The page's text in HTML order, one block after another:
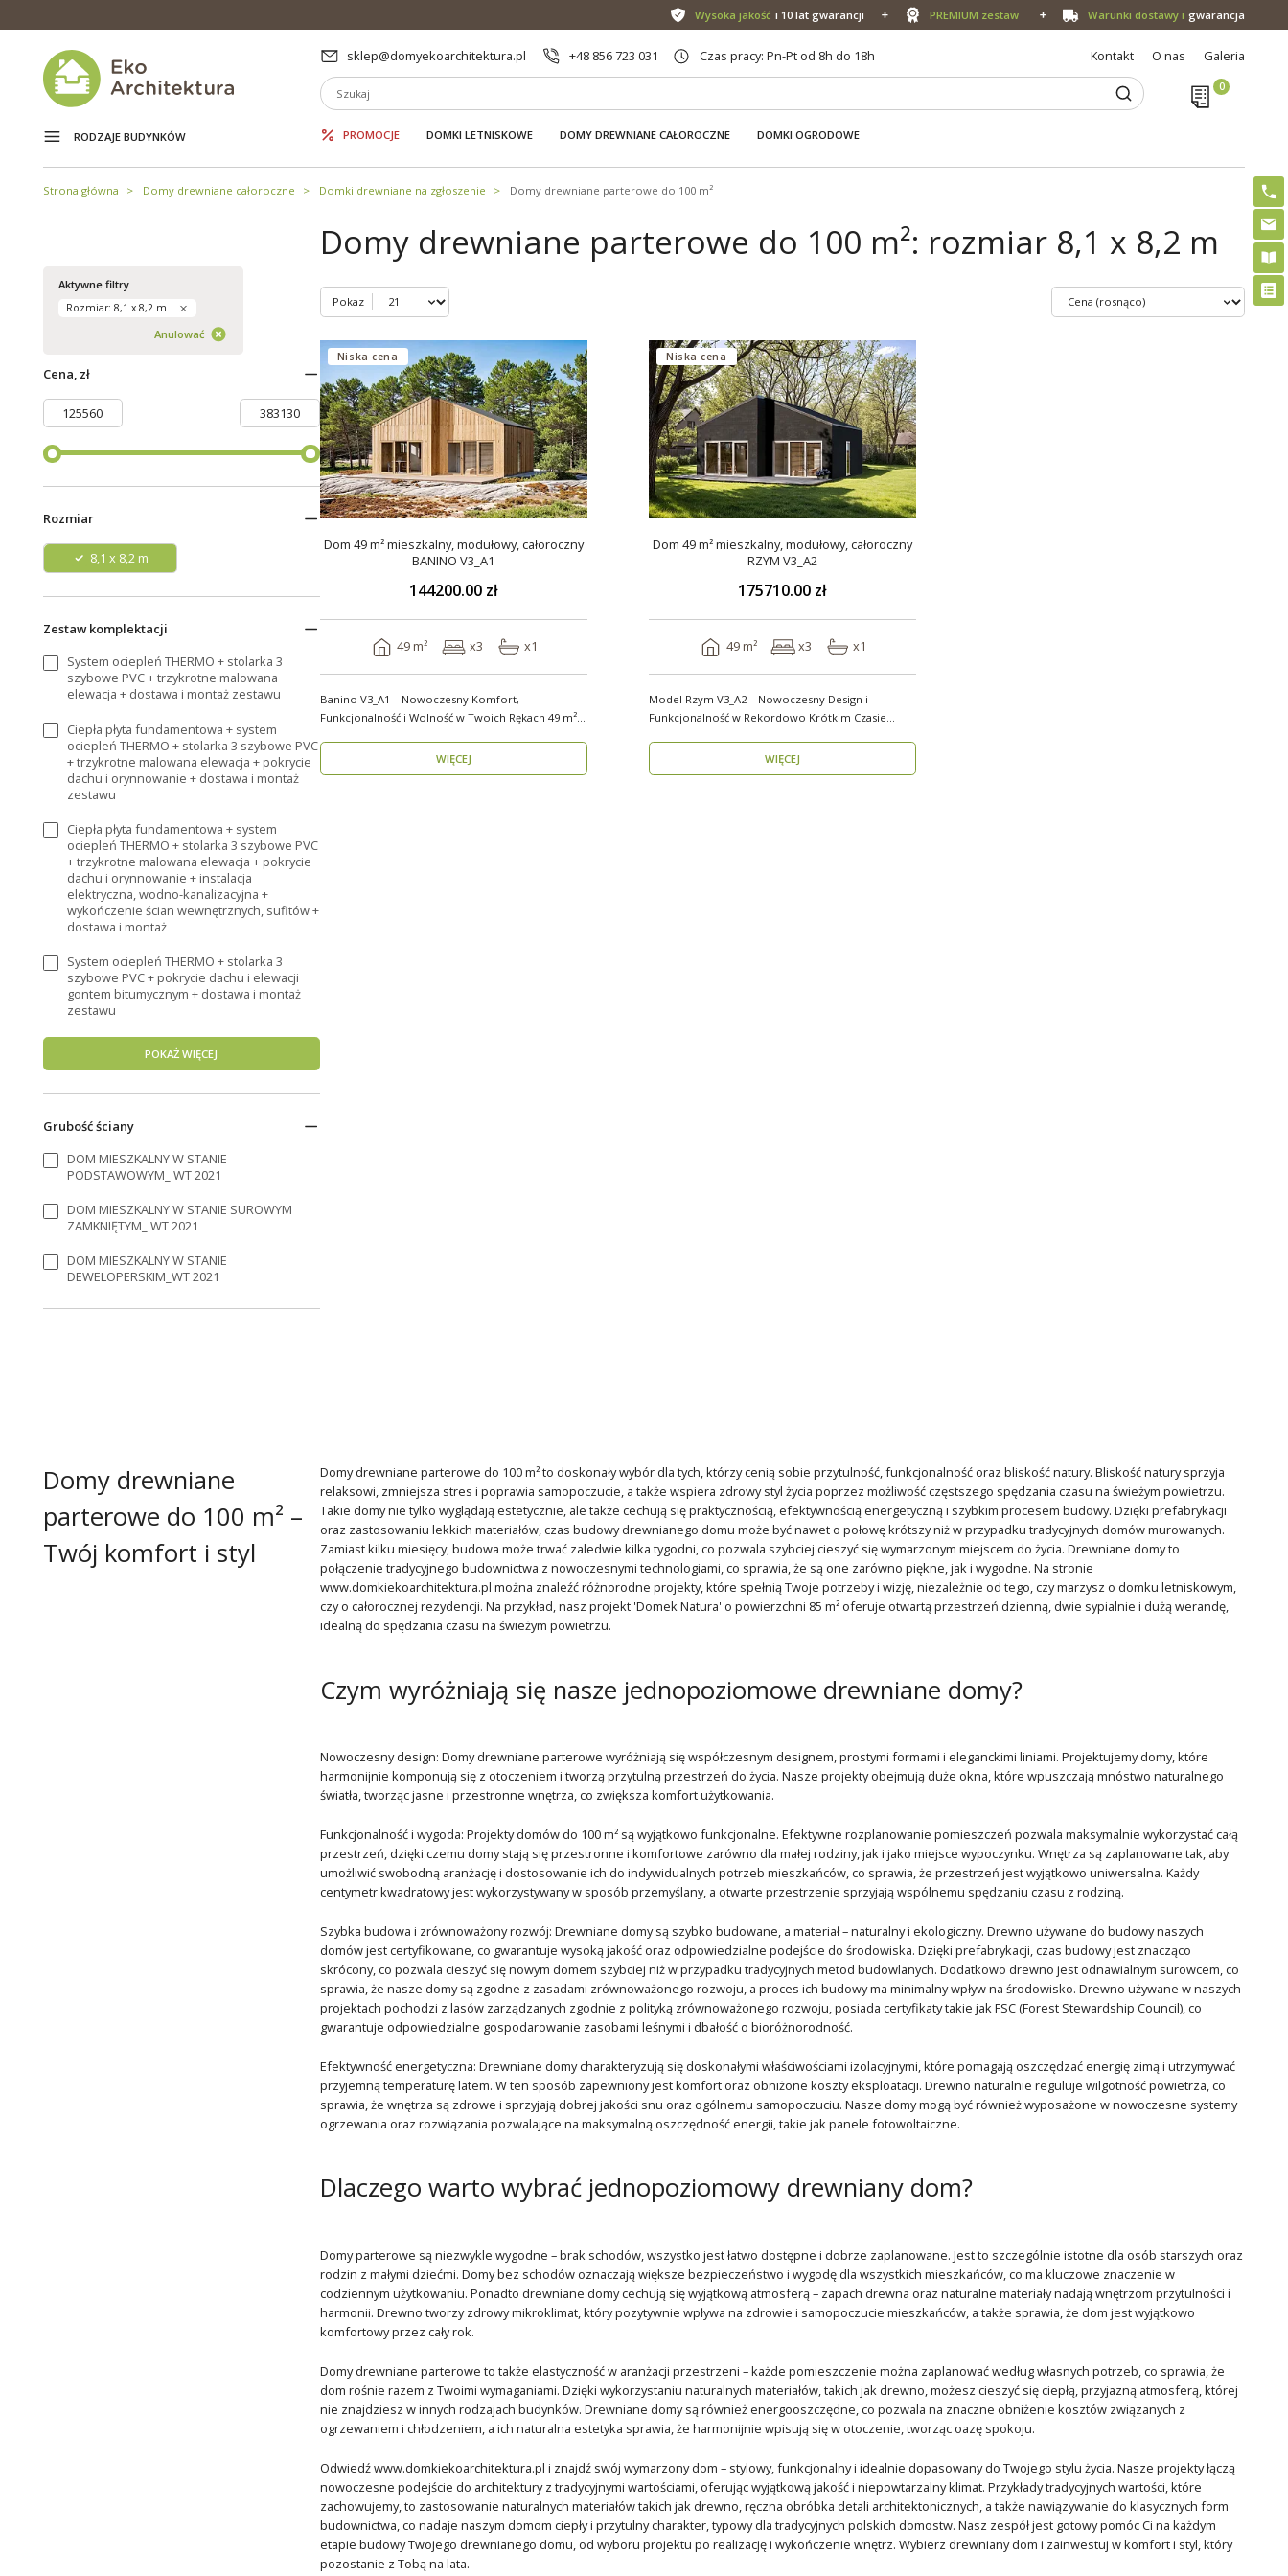
Wysoka jakość i 10 lat gwarancji PREMIUM zestaw Warunki dostawy i gwarancja
sklep@domyekoarchitektura.pl +48 856 723 031 Czas pracy: Pn-Pt od 8h do 18h Kontakt O nas Galeria
RODZAJE BUDYNKÓW PROMOCJE DOMKI LETNISKOWE DOMY DREWNIANE CAŁOROCZNE DOMKI OGRODOWE
Strona główna Domy drewniane całoroczne Domki drewniane na zgłoszenie Domy drewniane parterowe do 100 m²
Aktywne filtry
Rozmiar: 8,1 x 8,2 m
Anulować
Cena, zł
Rozmiar
8,1 x 8,2 m
Zestaw komplektacji
System ociepleń THERMO + stolarka 3
szybowe PVC + trzykrotne malowana
elewacja + dostawa i montaż zestawu
Ciepła płyta fundamentowa + system
ociepleń THERMO + stolarka 3 szybowe PVC
+ trzykrotne malowana elewacja + pokrycie
dachu i orynnowanie + dostawa i montaż
zestawu
Ciepła płyta fundamentowa + system
ociepleń THERMO + stolarka 3 szybowe PVC
+ trzykrotne malowana elewacja + pokrycie
dachu i orynnowanie + instalacja
elektryczna, wodno-kanalizacyjna +
wykończenie ścian wewnętrznych, sufitów +
dostawa i montaż
System ociepleń THERMO + stolarka 3
szybowe PVC + pokrycie dachu i elewacji
gontem bitumycznym + dostawa i montaż
zestawu
POKAŻ WIĘCEJ
Grubość ściany
DOM MIESZKALNY W STANIE
PODSTAWOWYM_ WT 2021
DOM MIESZKALNY W STANIE SUROWYM
ZAMKNIĘTYM_ WT 2021
DOM MIESZKALNY W STANIE
DEWELOPERSKIM_WT 2021
Domy drewniane parterowe do 100 m²: rozmiar 8,1 x 8,2 m
Pokaz
Niska cena
Dom 49 m² mieszkalny, modułowy, całoroczny
BANINO V3_A1
144200.00 zł
49 m² x3 x1
Banino V3_A1 – Nowoczesny Komfort,
Funkcjonalność i Wolność w Twoich Rękach 49 m²
WIĘCEJ
Niska cena
Dom 49 m² mieszkalny, modułowy, całoroczny
RZYM V3_A2
175710.00 zł
49 m² x3 x1
Model Rzym V3_A2 – Nowoczesny Design i
Funkcjonalność w Rekordowo Krótkim Czasie
WIĘCEJ
Domy drewniane
parterowe do 100 m² –
Twój komfort i styl
Domy drewniane parterowe do 100 m² to doskonały wybór dla tych, którzy cenią sobie przytulność, funkcjonalność oraz bliskość natury. Bliskość natury sprzyja
relaksowi, zmniejsza stres i poprawia samopoczucie, a także wspiera zdrowy styl życia poprzez możliwość częstszego spędzania czasu na świeżym powietrzu.
Takie domy nie tylko wyglądają estetycznie, ale także cechują się praktycznością, efektywnością energetyczną i szybkim procesem budowy. Dzięki prefabrykacji
oraz zastosowaniu lekkich materiałów, czas budowy drewnianego domu może być nawet o połowę krótszy niż w przypadku tradycyjnych domów murowanych.
Zamiast kilku miesięcy, budowa może trwać zaledwie kilka tygodni, co pozwala szybciej cieszyć się wymarzonym miejscem do życia. Drewniane domy to
połączenie tradycyjnego budownictwa z nowoczesnymi technologiami, co sprawia, że są one zarówno piękne, jak i wygodne. Na stronie
www.domkiekoarchitektura.pl można znaleźć różnorodne projekty, które spełnią Twoje potrzeby i wizję, niezależnie od tego, czy marzysz o domku letniskowym,
czy o całorocznej rezydencji. Na przykład, nasz projekt 'Domek Natura' o powierzchni 85 m² oferuje otwartą przestrzeń dzienną, dwie sypialnie i dużą werandę,
idealną do spędzania czasu na świeżym powietrzu.
Czym wyróżniają się nasze jednopoziomowe drewniane domy?
Nowoczesny design: Domy drewniane parterowe wyróżniają się współczesnym designem, prostymi formami i eleganckimi liniami. Projektujemy domy, które
harmonijnie komponują się z otoczeniem i tworzą przytulną przestrzeń do życia. Nasze projekty obejmują duże okna, które wpuszczają mnóstwo naturalnego
światła, tworząc jasne i przestronne wnętrza, co zwiększa komfort użytkowania.
Funkcjonalność i wygoda: Projekty domów do 100 m² są wyjątkowo funkcjonalne. Efektywne rozplanowanie pomieszczeń pozwala maksymalnie wykorzystać całą
przestrzeń, dzięki czemu domy stają się przestronne i komfortowe zarówno dla małej rodziny, jak i jako miejsce wypoczynku. Wnętrza są zaplanowane tak, aby
umożliwić swobodną aranżację i dostosowanie ich do indywidualnych potrzeb mieszkańców, co sprawia, że przestrzeń jest wyjątkowo uniwersalna. Każdy
centymetr kwadratowy jest wykorzystywany w sposób przemyślany, a otwarte przestrzenie sprzyjają wspólnemu spędzaniu czasu z rodziną.
Szybka budowa i zrównoważony rozwój: Drewniane domy są szybko budowane, a materiał – naturalny i ekologiczny. Drewno używane do budowy naszych
domów jest certyfikowane, co gwarantuje wysoką jakość oraz odpowiedzialne podejście do środowiska. Dzięki prefabrykacji, czas budowy jest znacząco
skrócony, co pozwala cieszyć się nowym domem szybciej niż w przypadku tradycyjnych metod budowlanych. Dodatkowo drewno jest odnawialnym surowcem, co
sprawia, że nasze domy są zgodne z zasadami zrównoważonego rozwoju, a proces ich budowy ma minimalny wpływ na środowisko. Drewno używane w naszych
projektach pochodzi z lasów zarządzanych zgodnie z polityką zrównoważonego rozwoju, posiada certyfikaty takie jak FSC (Forest Stewardship Council), co
gwarantuje odpowiedzialne gospodarowanie zasobami leśnymi i dbałość o bioróżnorodność.
Efektywność energetyczna: Drewniane domy charakteryzują się doskonałymi właściwościami izolacyjnymi, które pomagają oszczędzać energię zimą i utrzymywać
przyjemną temperaturę latem. W ten sposób zapewniony jest komfort oraz obniżone koszty eksploatacji. Drewno naturalnie reguluje wilgotność powietrza, co
sprawia, że wnętrza są zdrowe i sprzyjają dobrej jakości snu oraz ogólnemu samopoczuciu. Nasze domy mogą być również wyposażone w nowoczesne systemy
ogrzewania oraz rozwiązania pozwalające na maksymalną oszczędność energii, takie jak panele fotowoltaiczne.
Dlaczego warto wybrać jednopoziomowy drewniany dom?
Domy parterowe są niezwykle wygodne – brak schodów, wszystko jest łatwo dostępne i dobrze zaplanowane. Jest to szczególnie istotne dla osób starszych oraz
rodzin z małymi dziećmi. Domy bez schodów oznaczają większe bezpieczeństwo i wygodę dla wszystkich mieszkańców, co ma kluczowe znaczenie w
codziennym użytkowaniu. Ponadto drewniane domy cechują się wyjątkową atmosferą – zapach drewna oraz naturalne materiały nadają wnętrzom przytulności i
harmonii. Drewno tworzy zdrowy mikroklimat, który pozytywnie wpływa na zdrowie i samopoczucie mieszkańców, a także sprawia, że dom jest wyjątkowo
komfortowy przez cały rok.
Domy drewniane parterowe to także elastyczność w aranżacji przestrzeni – każde pomieszczenie można zaplanować według własnych potrzeb, co sprawia, że
dom rośnie razem z Twoimi wymaganiami. Dzięki wykorzystaniu naturalnych materiałów, takich jak drewno, możesz cieszyć się ciepłą, przyjazną atmosferą, której
nie znajdziesz w innych rodzajach budynków. Drewniane domy są również energooszczędne, co pozwala na znaczne obniżenie kosztów związanych z
ogrzewaniem i chłodzeniem, a ich naturalna estetyka sprawia, że harmonijnie wpisują się w otoczenie, tworząc oazę spokoju.
Odwiedź www.domkiekoarchitektura.pl i znajdź swój wymarzony dom – stylowy, funkcjonalny i idealnie dopasowany do Twojego stylu życia. Nasze projekty łączą
nowoczesne podejście do architektury z tradycyjnymi wartościami, oferując wyjątkową jakość i niepowtarzalny klimat. Przykłady tradycyjnych wartości, które
zachowujemy, to zastosowanie naturalnych materiałów takich jak drewno, ręczna obróbka detali architektonicznych, a także nawiązywanie do klasycznych form
budownictwa, co nadaje naszym domom ciepły i przytulny charakter, typowy dla tradycyjnych polskich domostw. Nasz zespół jest gotowy pomóc Ci na każdym
etapie budowy Twojego drewnianego domu, od wyboru projektu po realizację i wykończenie wnętrz. Wybierz drewniany dom i zainwestuj w komfort i styl, który
pozostanie z Tobą na lata.